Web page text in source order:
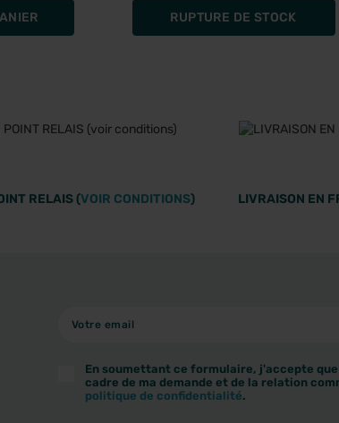
RUPTURE DE STOCK
RELAIS (VOIR CONDITIONS) LIVRAISON EN
En soumettant ce formulaire, j'accepte
cadre de ma demande et de la relation
politique de confidentialité.